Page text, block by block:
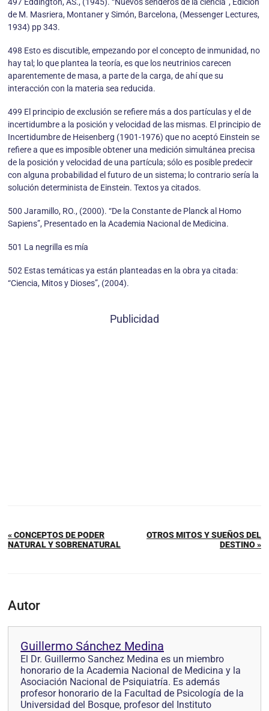
de M. Masriera, Montaner y Simón, Barcelona, (Messenger Lectures,
1934) pp 343.
498 Esto es discutible, empezando por el concepto de inmunidad, no
hay tal; lo que plantea la teoría, es que los neutrinios carecen
aparentemente de masa, a parte de la carga, de ahí que su
interacción con la materia sea reducida.
499 El principio de exclusión se refiere más a dos partículas y el de
incertidumbre a la posición y velocidad de las mismas. El principio de
Incertidumbre de Heisenberg (1901-1976) que no aceptó Einstein se
refiere a que es imposible obtener una medición simultánea precisa
de la posición y velocidad de una partícula; sólo es posible predecir
con alguna probabilidad el futuro de un sistema; lo contrario sería la
solución determinista de Einstein. Textos ya citados.
500 Jaramillo, RO., (2000). “De la Constante de Planck al Homo
Sapiens”, Presentado en la Academia Nacional de Medicina.
501 La negrilla es mía
502 Estas temáticas ya están planteadas en la obra ya citada:
“Ciencia, Mitos y Dioses”, (2004).
Publicidad
« CONCEPTOS DE PODER
NATURAL Y SOBRENATURAL
OTROS MITOS Y SUEÑOS DEL
DESTINO »
Autor
Guillermo Sánchez Medina
El Dr. Guillermo Sanchez Medina es un miembro
honorario de la Academia Nacional de Medicina y la
Asociación Nacional de Psiquiatría. Es además
profesor honorario de la Facultad de Psicología de la
Universidad del Bosque, profesor del Instituto